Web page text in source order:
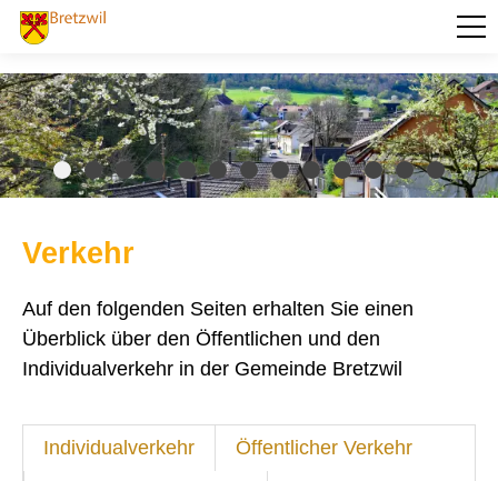
PORTRÄT
AKTUELLES
VERWALTUNG
KULTUR UND FREIZEIT
SOZIALES / GESUNDHEIT
Reklamen an Strassen
Spartageskarte Gemeinde SBB
Verkehr
Auf den folgenden Seiten erhalten Sie einen
Überblick über den Öffentlichen und den
Individualverkehr in der Gemeinde Bretzwil
Individualverkehr Öffentlicher Verkehr